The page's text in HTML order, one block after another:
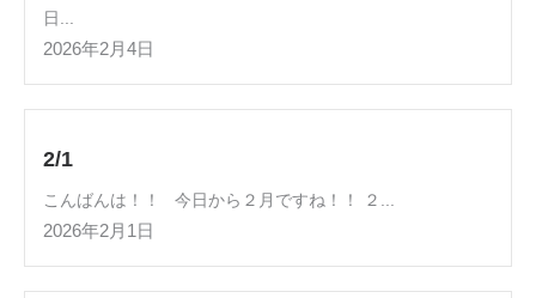
日...
2026年2月4日
2/1
こんばんは！！ 今日から２月ですね！！ ２...
2026年2月1日